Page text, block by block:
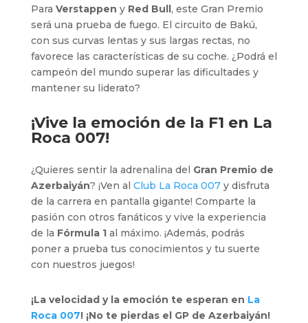
Para Verstappen y Red Bull, este Gran Premio
será una prueba de fuego. El circuito de Bakú,
con sus curvas lentas y sus largas rectas, no
favorece las características de su coche. ¿Podrá el
campeón del mundo superar las dificultades y
mantener su liderato?
¡Vive la emoción de la F1 en La
Roca 007!
¿Quieres sentir la adrenalina del Gran Premio de
Azerbaiyán? ¡Ven al Club La Roca 007y disfruta
de la carrera en pantalla gigante! Comparte la
pasión con otros fanáticos y vive la experiencia
de la Fórmula 1al máximo. ¡Además, podrás
poner a prueba tus conocimientos y tu suerte
con nuestros juegos!
¡La velocidad y la emoción te esperan en La
Roca 007! ¡No te pierdas el GP de Azerbaiyán!